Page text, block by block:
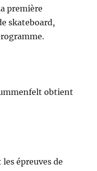
première
skateboard,
obtient
épreuves de